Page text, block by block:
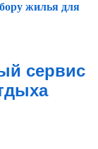
жилья для
сервис